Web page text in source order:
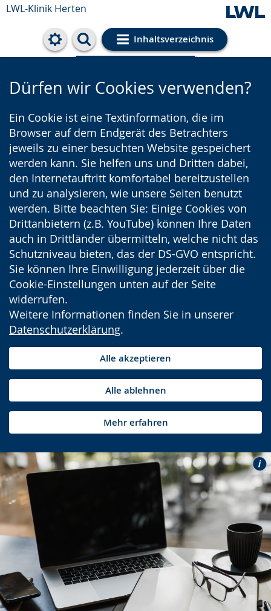
LWL-Klinik Herten
Inhaltsverzeichnis
Cookie-Einstellungen
Dürfen wir Cookies verwenden?
Ein Cookie ist eine Textinformation, die im
Browser auf dem Endgerät des Betrachters
jeweils zu einer besuchten Website gespeichert
werden kann. Sie helfen uns und Dritten dabei,
den Internetauftritt komfortabel bereitzustellen
und zu analysieren, wie unsere Seiten benutzt
werden. Bitte beachten Sie: Einige Cookies von
Drittanbietern (z.B. YouTube) können Ihre Daten
auch in Drittländer übermitteln, welche nicht das
Schutzniveau bieten, das der DS-GVO entspricht.
Sie können Ihre Einwilligung jederzeit über die
Cookie-Einstellungen unten auf der Seite
widerrufen.
Weitere Informationen finden Sie in unserer
Datenschutzerklärung.
Alle akzeptieren
Alle ablehnen
Mehr erfahren